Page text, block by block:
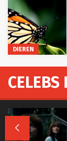
DIEREN
CELEBS
